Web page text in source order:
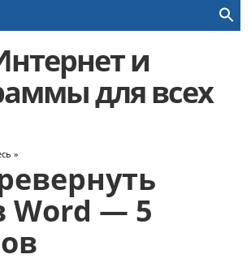
и
для всех
»
Word — 5